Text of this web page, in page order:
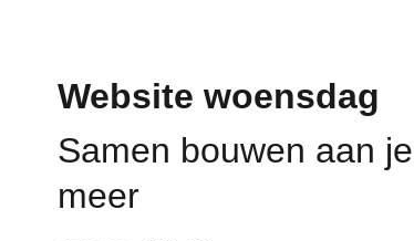
Website woensdag
Samen bouwen aan
meer